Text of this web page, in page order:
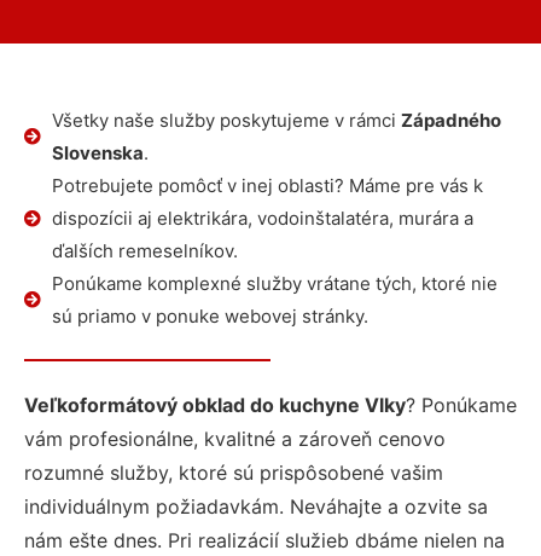
Všetky naše služby poskytujeme v rámci Západného
Slovenska.
Potrebujete pomôcť v inej oblasti? Máme pre vás k
dispozícii aj elektrikára, vodoinštalatéra, murára a
ďalších remeselníkov.
Ponúkame komplexné služby vrátane tých, ktoré nie
sú priamo v ponuke webovej stránky.
Veľkoformátový obklad do kuchyne Vlky? Ponúkame
vám profesionálne, kvalitné a zároveň cenovo
rozumné služby, ktoré sú prispôsobené vašim
individuálnym požiadavkám. Neváhajte a ozvite sa
nám ešte dnes. Pri realizácií služieb dbáme nielen na